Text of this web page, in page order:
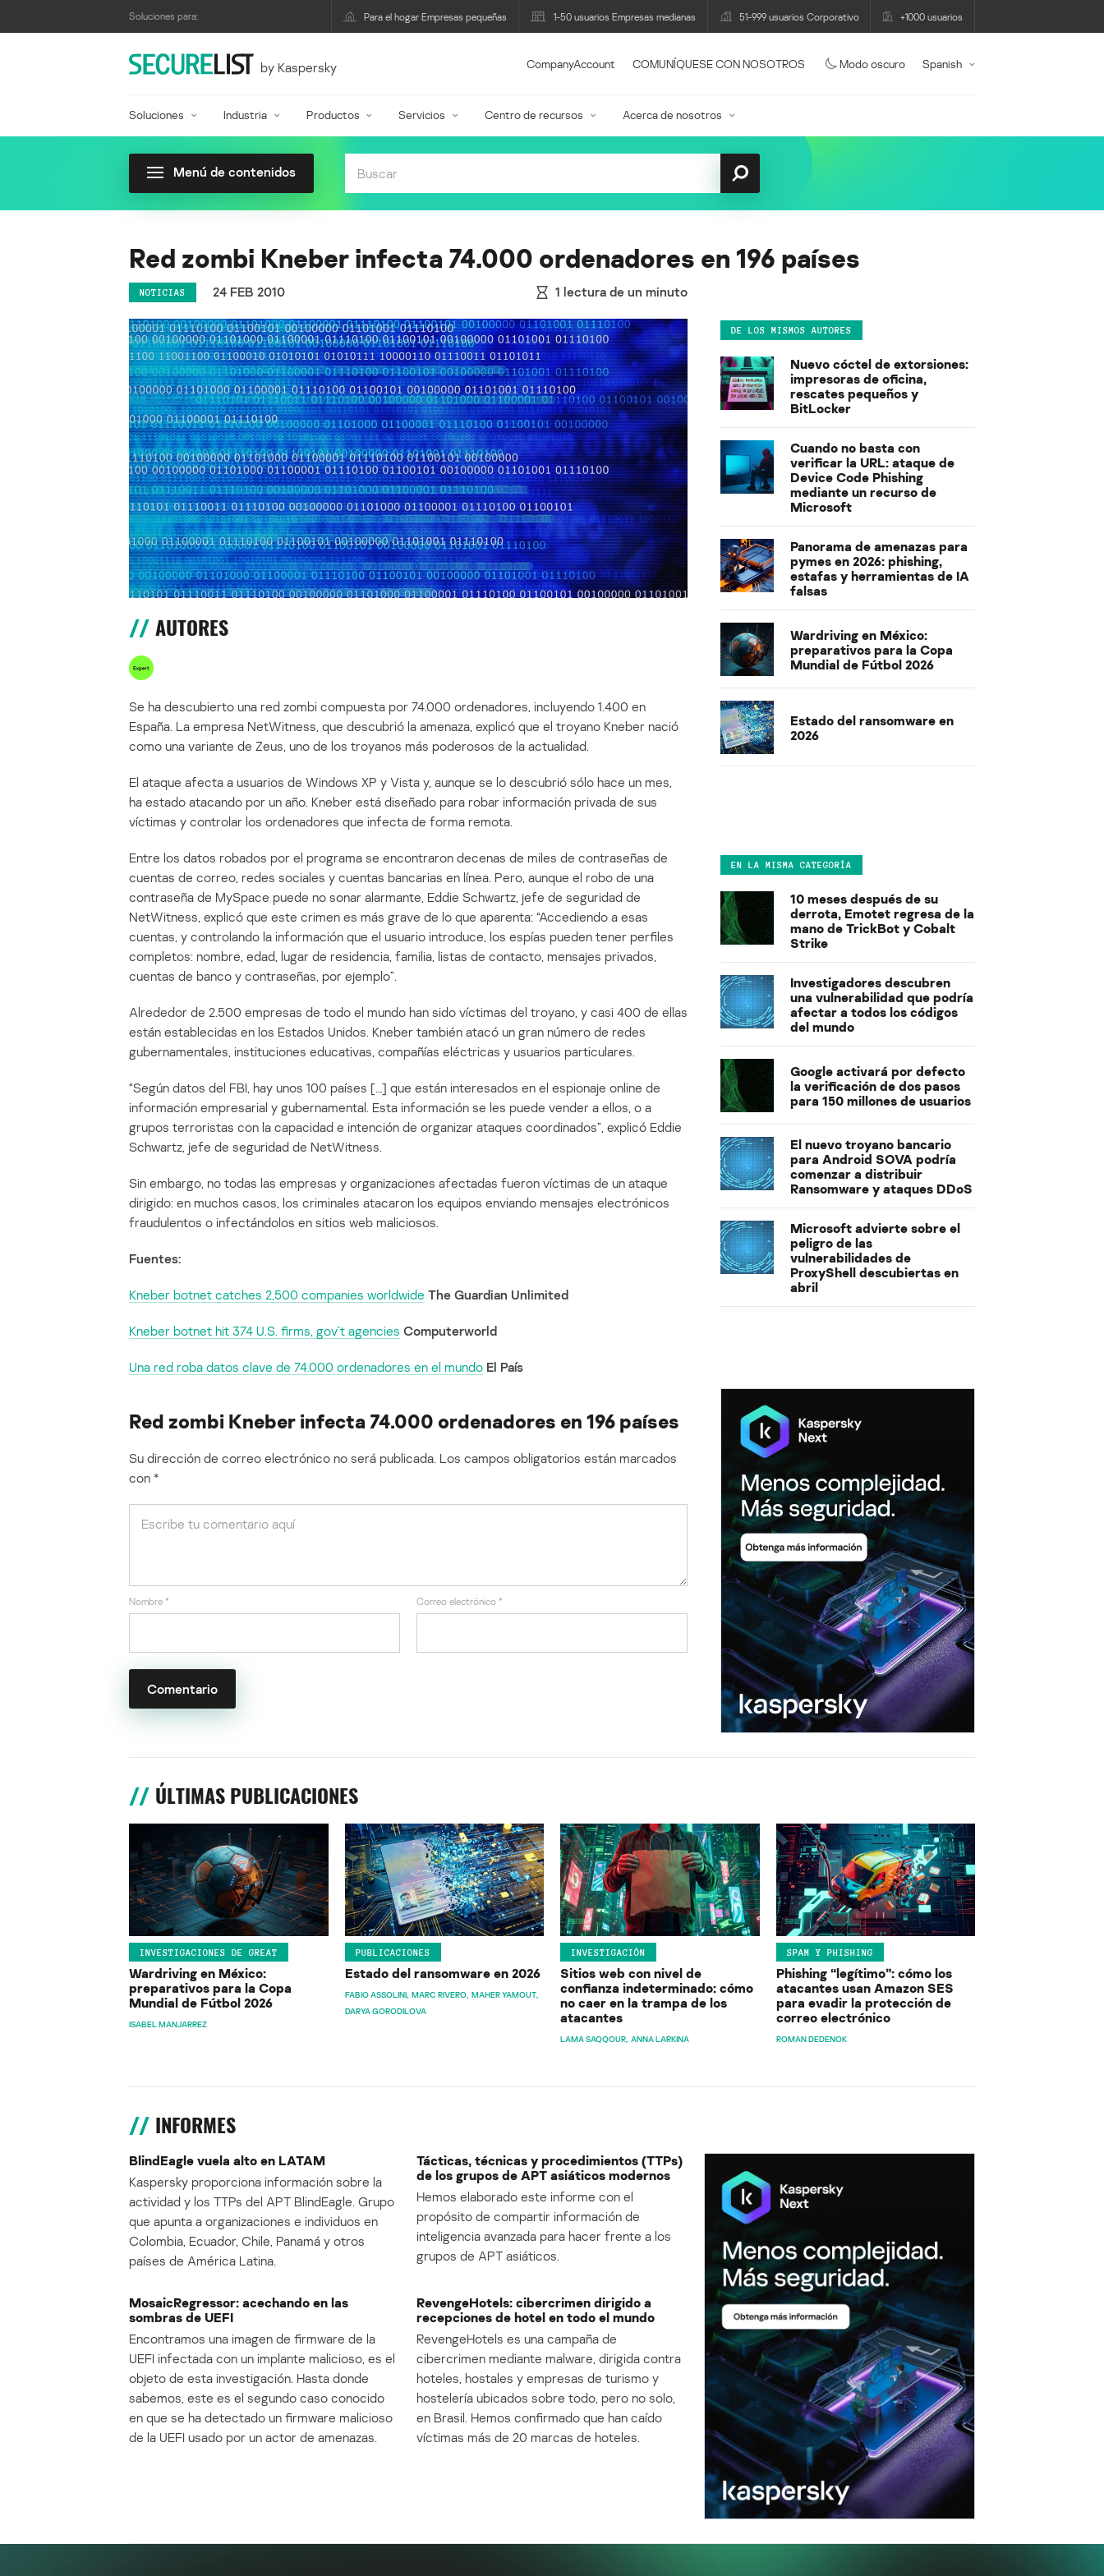
Soluciones para: Para el hogar Empresas pequeñas 1-50 usuarios Empresas medianas 51-999 usuarios Corporativo +1000 usuarios
by Kaspersky CompanyAccount COMUNÍQUESE CON NOSOTROS Modo oscuro Spanish
Soluciones Industria Productos Servicios Centro de recursos Acerca de nosotros
Menú de contenidos
Red zombi Kneber infecta 74.000 ordenadores en 196 países
NOTICIAS 24 FEB 2010 1 lectura de un minuto
AUTORES
Se ha descubierto una red zombi compuesta por 74.000 ordenadores, incluyendo 1.400 en
España. La empresa NetWitness, que descubrió la amenaza, explicó que el troyano Kneber nació
como una variante de Zeus, uno de los troyanos más poderosos de la actualidad.
El ataque afecta a usuarios de Windows XP y Vista y, aunque se lo descubrió sólo hace un mes,
ha estado atacando por un año. Kneber está diseñado para robar información privada de sus
víctimas y controlar los ordenadores que infecta de forma remota.
Entre los datos robados por el programa se encontraron decenas de miles de contraseñas de
cuentas de correo, redes sociales y cuentas bancarias en línea. Pero, aunque el robo de una
contraseña de MySpace puede no sonar alarmante, Eddie Schwartz, jefe de seguridad de
NetWitness, explicó que este crimen es más grave de lo que aparenta: “Accediendo a esas
cuentas, y controlando la información que el usuario introduce, los espías pueden tener perfiles
completos: nombre, edad, lugar de residencia, familia, listas de contacto, mensajes privados,
cuentas de banco y contraseñas, por ejemplo”.
Alrededor de 2.500 empresas de todo el mundo han sido víctimas del troyano, y casi 400 de ellas
están establecidas en los Estados Unidos. Kneber también atacó un gran número de redes
gubernamentales, instituciones educativas, compañías eléctricas y usuarios particulares.
“Según datos del FBI, hay unos 100 países […] que están interesados en el espionaje online de
información empresarial y gubernamental. Esta información se les puede vender a ellos, o a
grupos terroristas con la capacidad e intención de organizar ataques coordinados”, explicó Eddie
Schwartz, jefe de seguridad de NetWitness.
Sin embargo, no todas las empresas y organizaciones afectadas fueron víctimas de un ataque
dirigido: en muchos casos, los criminales atacaron los equipos enviando mensajes electrónicos
fraudulentos o infectándolos en sitios web maliciosos.
Fuentes:
Kneber botnet catches 2,500 companies worldwide The Guardian Unlimited
Kneber botnet hit 374 U.S. firms, gov’t agencies Computerworld
Una red roba datos clave de 74.000 ordenadores en el mundo El País
Red zombi Kneber infecta 74.000 ordenadores en 196 países
Su dirección de correo electrónico no será publicada. Los campos obligatorios están marcados
con *
Nombre * Correo electrónico *
DE LOS MISMOS AUTORES
Nuevo cóctel de extorsiones:
impresoras de oficina,
rescates pequeños y
BitLocker
Cuando no basta con
verificar la URL: ataque de
Device Code Phishing
mediante un recurso de
Microsoft
Panorama de amenazas para
pymes en 2026: phishing,
estafas y herramientas de IA
falsas
Wardriving en México:
preparativos para la Copa
Mundial de Fútbol 2026
Estado del ransomware en
2026
EN LA MISMA CATEGORÍA
10 meses después de su
derrota, Emotet regresa de la
mano de TrickBot y Cobalt
Strike
Investigadores descubren
una vulnerabilidad que podría
afectar a todos los códigos
del mundo
Google activará por defecto
la verificación de dos pasos
para 150 millones de usuarios
El nuevo troyano bancario
para Android SOVA podría
comenzar a distribuir
Ransomware y ataques DDoS
Microsoft advierte sobre el
peligro de las
vulnerabilidades de
ProxyShell descubiertas en
abril
ÚLTIMAS PUBLICACIONES
INVESTIGACIONES DE GREAT
Wardriving en México:
preparativos para la Copa
Mundial de Fútbol 2026
ISABEL MANJARREZ
PUBLICACIONES
Estado del ransomware en 2026
FABIO ASSOLINI MARC RIVERO MAHER YAMOUT
DARYA GORODILOVA
INVESTIGACIÓN
Sitios web con nivel de
confianza indeterminado: cómo
no caer en la trampa de los
atacantes
LAMA SAQQOUR ANNA LARKINA
SPAM Y PHISHING
Phishing “legítimo”: cómo los
atacantes usan Amazon SES
para evadir la protección de
correo electrónico
ROMAN DEDENOK
INFORMES
BlindEagle vuela alto en LATAM
Kaspersky proporciona información sobre la
actividad y los TTPs del APT BlindEagle. Grupo
que apunta a organizaciones e individuos en
Colombia, Ecuador, Chile, Panamá y otros
países de América Latina.
Tácticas, técnicas y procedimientos (TTPs)
de los grupos de APT asiáticos modernos
Hemos elaborado este informe con el
propósito de compartir información de
inteligencia avanzada para hacer frente a los
grupos de APT asiáticos.
MosaicRegressor: acechando en las
sombras de UEFI
Encontramos una imagen de firmware de la
UEFI infectada con un implante malicioso, es el
objeto de esta investigación. Hasta donde
sabemos, este es el segundo caso conocido
en que se ha detectado un firmware malicioso
de la UEFI usado por un actor de amenazas.
RevengeHotels: cibercrimen dirigido a
recepciones de hotel en todo el mundo
RevengeHotels es una campaña de
cibercrimen mediante malware, dirigida contra
hoteles, hostales y empresas de turismo y
hostelería ubicados sobre todo, pero no solo,
en Brasil. Hemos confirmado que han caído
víctimas más de 20 marcas de hoteles.